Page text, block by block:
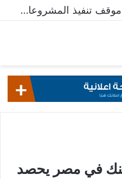
الإسكان تستعرض موقف تنفيذ المشروعات السكنية في 5 مدن جديدة
في مصر يحصد